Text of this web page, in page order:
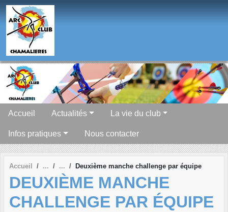
Accueil Actualités La vie du club
Infos pratiques Nous contacter
Accueil Deuxième manche challenge par équipe
DEUXIÈME MANCHE
CHALLENGE PAR ÉQUIPE
Panneau de gestion des cookies